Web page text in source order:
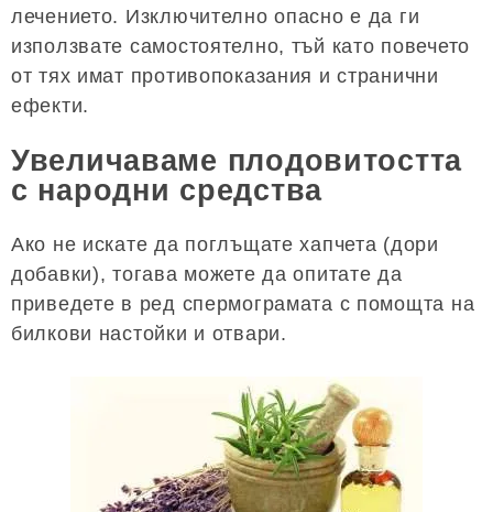
лечението. Изключително опасно е да ги
използвате самостоятелно, тъй като повечето
от тях имат противопоказания и странични
ефекти.
Увеличаваме плодовитостта
с народни средства
Ако не искате да поглъщате хапчета (дори
добавки), тогава можете да опитате да
приведете в ред спермограмата с помощта на
билкови настойки и отвари.